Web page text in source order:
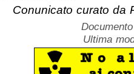
Conunicato curato da
Ultima